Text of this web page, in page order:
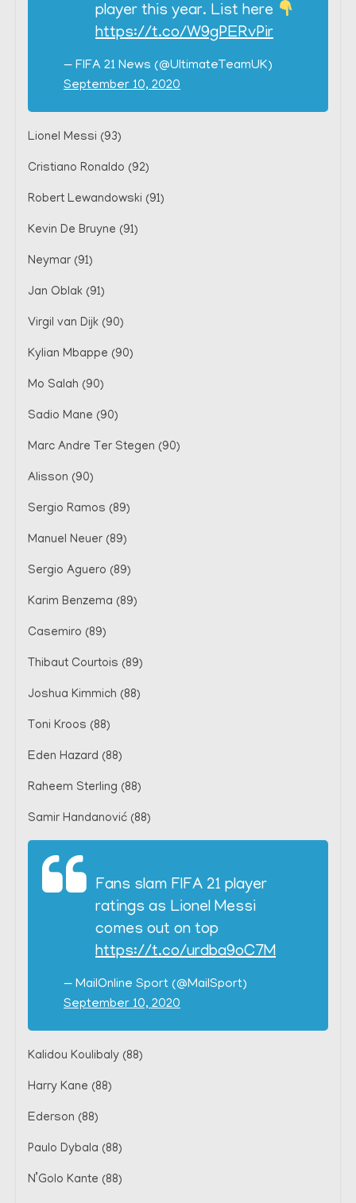
player this year. List here
https://t.co/W9gPERvPir
— FIFA 21 News (@UltimateTeamUK)
September 10, 2020
Lionel Messi (93)
Cristiano Ronaldo (92)
Robert Lewandowski (91)
Kevin De Bruyne (91)
Neymar (91)
Jan Oblak (91)
Virgil van Dijk (90)
Kylian Mbappe (90)
Mo Salah (90)
Sadio Mane (90)
Marc Andre Ter Stegen (90)
Alisson (90)
Sergio Ramos (89)
Manuel Neuer (89)
Sergio Aguero (89)
Karim Benzema (89)
Casemiro (89)
Thibaut Courtois (89)
Joshua Kimmich (88)
Toni Kroos (88)
Eden Hazard (88)
Raheem Sterling (88)
Samir Handanović (88)
Fans slam FIFA 21 player
ratings as Lionel Messi
comes out on top
https://t.co/urdba9oC7M
— MailOnline Sport (@MailSport)
September 10, 2020
Kalidou Koulibaly (88)
Harry Kane (88)
Ederson (88)
Paulo Dybala (88)
N’Golo Kante (88)